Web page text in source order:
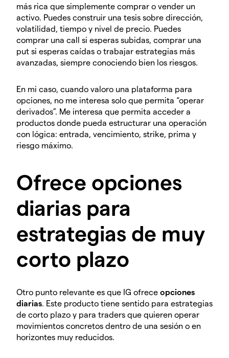
más rica que simplemente comprar o vender un
activo. Puedes construir una tesis sobre dirección,
volatilidad, tiempo y nivel de precio. Puedes
comprar una call si esperas subidas, comprar una
put si esperas caídas o trabajar estrategias más
avanzadas, siempre conociendo bien los riesgos.
En mi caso, cuando valoro una plataforma para
opciones, no me interesa solo que permita “operar
derivados”. Me interesa que permita acceder a
productos donde pueda estructurar una operación
con lógica: entrada, vencimiento, strike, prima y
riesgo máximo.
Ofrece opciones
diarias para
estrategias de muy
corto plazo
Otro punto relevante es que IG ofrece opciones
diarias . Este producto tiene sentido para estrategias
de corto plazo y para traders que quieren operar
movimientos concretos dentro de una sesión o en
horizontes muy reducidos.